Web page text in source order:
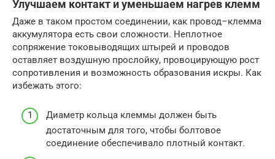
Улучшаем контакт и уменьшаем нагрев клемм
Даже в таком простом соединении, как провод–клемма
аккумулятора есть свои сложности. Неплотное
сопряжение токовыводящих штырей и проводов
оставляет воздушную прослойку, провоцирующую рост
сопротивления и возможность образования искры. Как
избежать этого:
Диаметр кольца клеммы должен быть
достаточным для того, чтобы болтовое
соединение обеспечивало плотный контакт.